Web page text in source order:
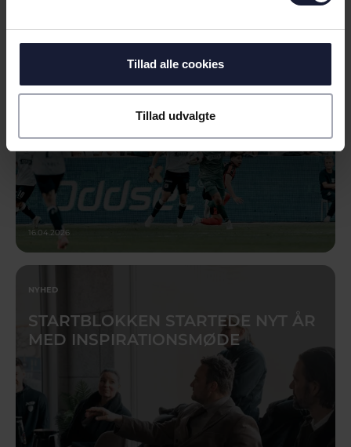
Tillad alle cookies
Tillad udvalgte
VORES NYE HJEM
16.04.2026
NYHED
STARTBLOKKEN STARTEDE NYT ÅR
MED INSPIRATIONSMØDE